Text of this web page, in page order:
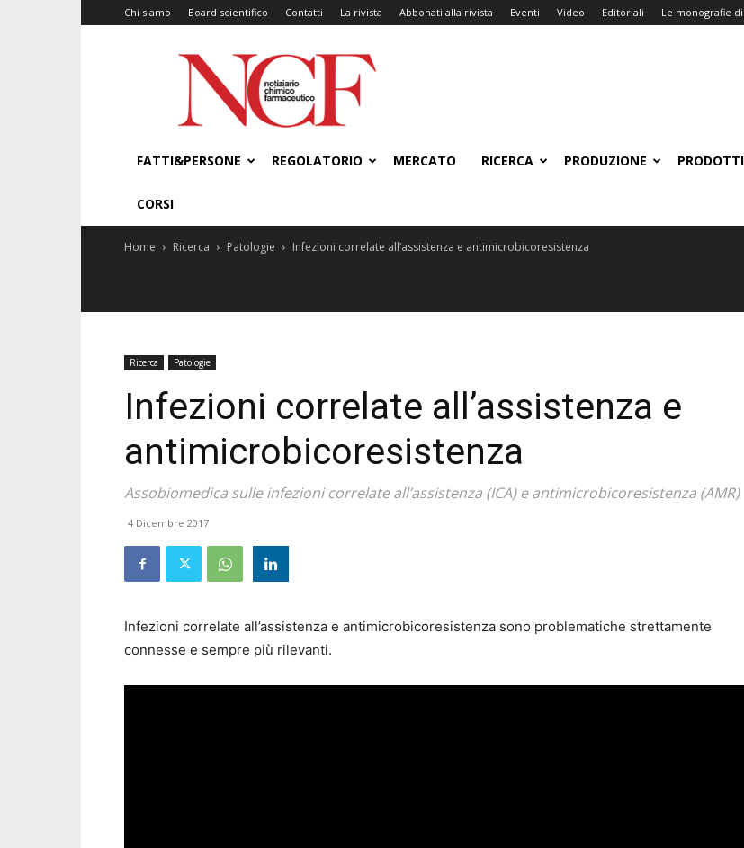
Chi siamo Board scientifico Contatti La rivista Abbonati alla rivista Eventi Video Editoriali Le monografie di
NCF
–
Notiziario
Chimico
FATTI&PERSONE
REGOLATORIO MERCATO RICERCA PRODUZIONE
CORSI
Home Ricerca Patologie Infezioni correlate all’assistenza e antimicrobicoresistenza
Ricerca Patologie
Infezioni correlate all’assistenza e
antimicrobicoresistenza
Assobiomedica sulle infezioni correlate all’assistenza (ICA) e antimicrobicoresistenza (AMR)
4 Dicembre 2017
Infezioni correlate all’assistenza e antimicrobicoresistenza sono problematiche strettamente
connesse e sempre più rilevanti.